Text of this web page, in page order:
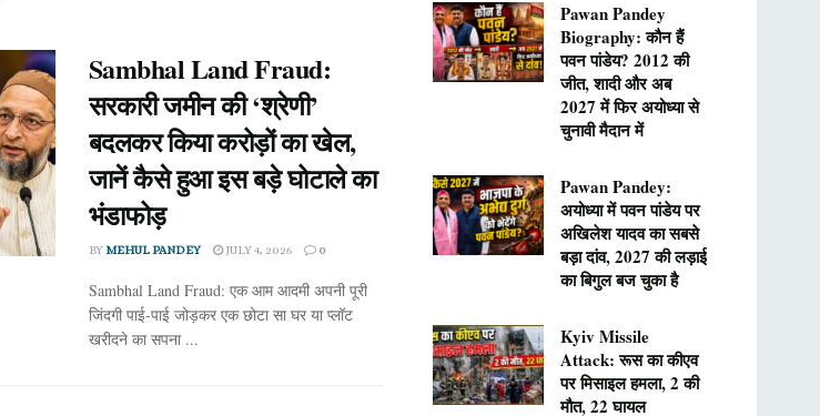
Sambhal Land Fraud:
सरकारी जमीन की ‘श्रेणी’
बदलकर किया करोड़ों का खेल,
जानें कैसे हुआ इस बड़े घोटाले का
भंडाफोड़
BY MEHUL PANDEY JULY 4, 2026 0
Sambhal Land Fraud: एक आम आदमी अपनी पूरी
जिंदगी पाई-पाई जोड़कर एक छोटा सा घर या प्लॉट
खरीदने का सपना ...
Pawan Pandey
Biography: कौन हैं
पवन पांडेय? 2012 की
जीत, शादी और अब
2027 में फिर अयोध्या से
चुनावी मैदान में
Pawan Pandey:
अयोध्या में पवन पांडेय पर
अखिलेश यादव का सबसे
बड़ा दांव, 2027 की लड़ाई
का बिगुल बज चुका है
Kyiv Missile
Attack: रूस का कीएव
पर मिसाइल हमला, 2 की
मौत, 22 घायल